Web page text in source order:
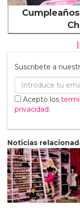
Suscribete a
Acepto los
privacidad.
Noticias